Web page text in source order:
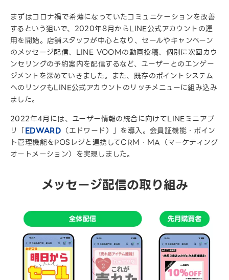
まずはコロナ禍で希薄になっていたコミュニケーションを改善
するという狙いで、2020年8月からLINE公式アカウントの運
用を開始。店舗スタッフが中心となり、セールやキャンペーン
のメッセージ配信、LINE VOOMの動画投稿、個別に次回カウ
ンセリングの予約案内を配信するなど、ユーザーとのエンゲー
ジメントを深めていきました。また、既存のポイントシステム
へのリンクもLINE公式アカウントのリッチメニューに組み込み
ました。
2022年4月には、ユーザー情報の統合に向けてLINEミニアプ
リ「EDWARD （エドワード）」を導入。会員証機能・ポイン
ト管理機能をPOSレジと連携してCRM・MA（マーケティング
オートメーション）を実現しました。
メッセージ配信の取り組み